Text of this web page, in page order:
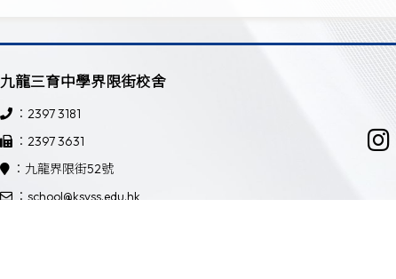
九龍三育中學界限街校舍
：2397 3181
：2397 3631
：九龍界限街52號
：school@ksyss.edu.hk